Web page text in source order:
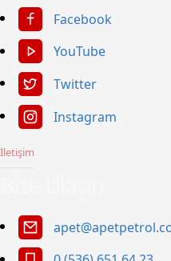
Facebook
YouTube
Twitter
Instagram
İletişim